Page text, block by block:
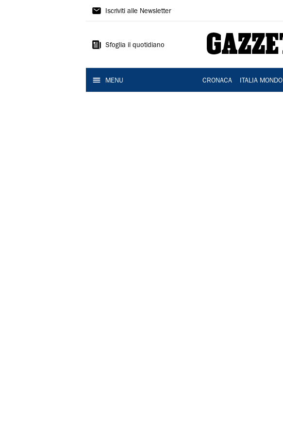
Gazzetta
Reggio
Iscriviti alle Newsletter
Sfoglia il quotidiano
MENU CRONACA ITALIA MONDO